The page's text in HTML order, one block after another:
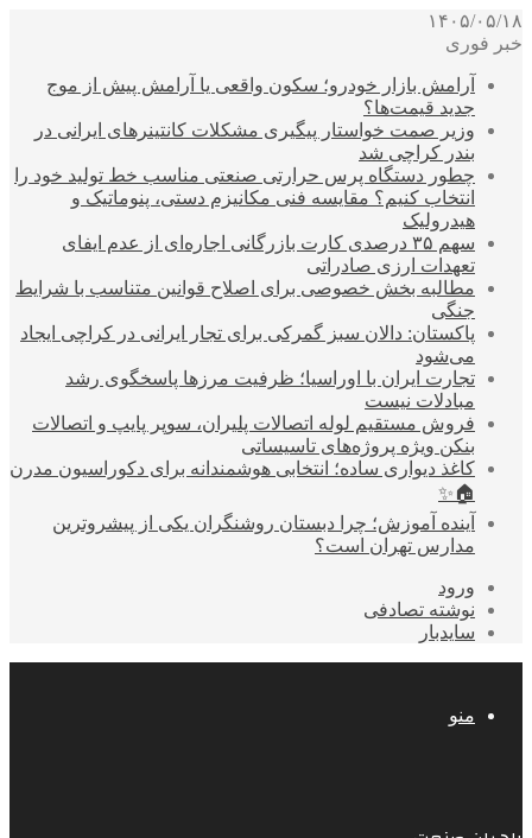
۱۴۰۵/۰۵/۱۸
خبر فوری
آرامش بازار خودرو؛ سکون واقعی یا آرامش پیش از موج
جدید قیمت‌ها؟
وزیر صمت خواستار پیگیری مشکلات کانتینرهای ایرانی در
بندر کراچی شد
چطور دستگاه پرس حرارتی صنعتی مناسب خط تولید خود را
انتخاب کنیم؟ مقایسه فنی مکانیزم دستی، پنوماتیک و
هیدرولیک
سهم ۳۵ درصدی کارت بازرگانی اجاره‌ای از عدم ایفای
تعهدات ارزی صادراتی
مطالبه بخش خصوصی برای اصلاح قوانین متناسب با شرایط
جنگی
پاکستان: دالان سبز گمرکی برای تجار ایرانی در کراچی ایجاد
می‌شود
تجارت ایران با اوراسیا؛ ظرفیت مرزها پاسخگوی رشد
مبادلات نیست
فروش مستقیم لوله اتصالات پلیران، سوپر پایپ و اتصالات
بنکن ویژه پروژه‌های تاسیساتی
کاغذ دیواری ساده؛ انتخابی هوشمندانه برای دکوراسیون مدرن
🏠✨
آینده آموزش؛ چرا دبستان روشنگران یکی از پیشروترین
مدارس تهران است؟
ورود
نوشته تصادفی
سایدبار
منو